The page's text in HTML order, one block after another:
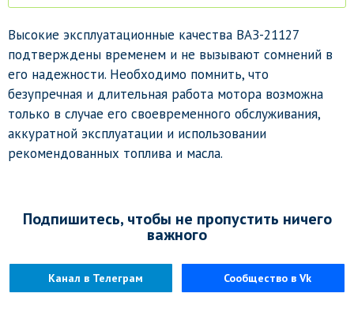
Высокие эксплуатационные качества ВАЗ-21127
подтверждены временем и не вызывают сомнений в
его надежности. Необходимо помнить, что
безупречная и длительная работа мотора возможна
только в случае его своевременного обслуживания,
аккуратной эксплуатации и использовании
рекомендованных топлива и масла.
Подпишитесь, чтобы не пропустить ничего
важного
Канал в Телеграм Сообщество в Vk